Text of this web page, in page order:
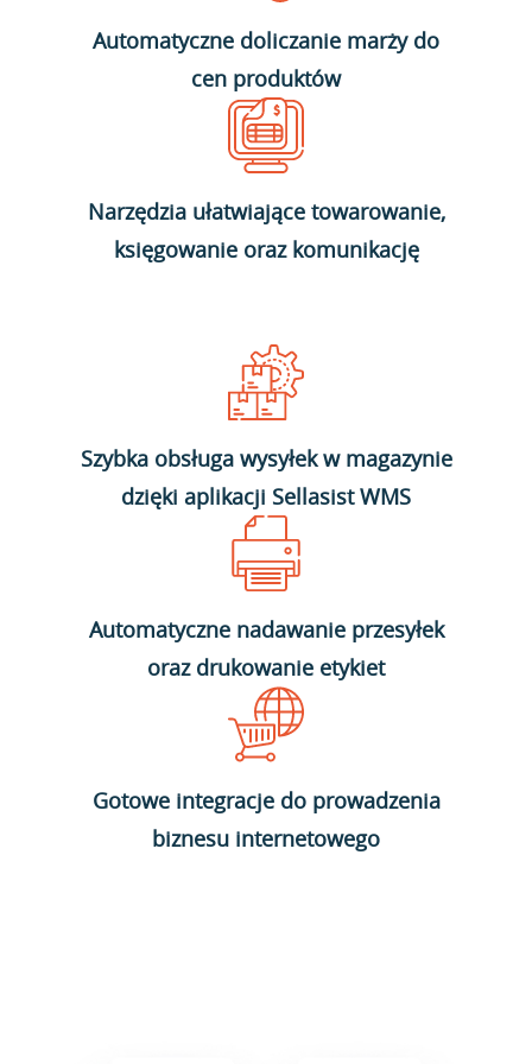
Automatyczne doliczanie marży do
cen produktów
Narzędzia ułatwiające towarowanie,
księgowanie oraz komunikację
Szybka obsługa wysyłek w magazynie
dzięki aplikacji Sellasist WMS
Automatyczne nadawanie przesyłek
oraz drukowanie etykiet
Gotowe integracje do prowadzenia
biznesu internetowego